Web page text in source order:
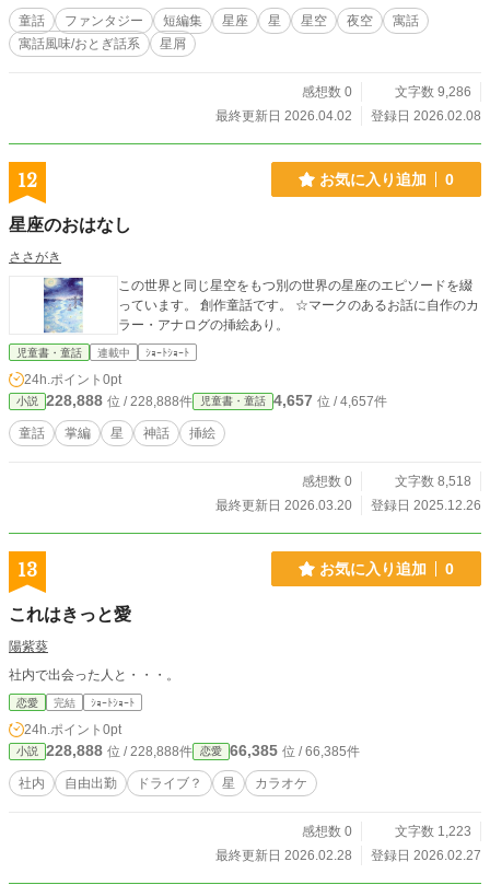
新回数が増加しますが、ご了承ください。 基本、平仮名だけの童話ですが、
若干漢字が入っていたりします。完結後に漢字でバージョンも投稿します。
可能な限り、毎日投稿を目指します。一旦、制作している箇所まで投稿できた
童話 ファンタジー 短編集 星座 星 星空 夜空
寓話
寓話風味/おとぎ話系
星屑
感想数 0
文字数 9,286
最終更新日 2026.04.02
登録日 2026.02.08
12 お気に入り追加 0
星座のおはなし
ささがき
この世界と同じ星空をもつ別の世界の星座のエピソードを綴
っています。 創作童話です。 ☆マークのあるお話に自作のカ
ラー・アナログの挿絵あり。
児童書・童話 連載中 ｼｮｰﾄｼｮｰﾄ
24h.ポイント 0pt
小説 228,888 位 / 228,888件 児童書・童話 4,657 位 / 4,657件
童話 掌編 星 神話 挿絵
感想数 0
文字数 8,518
最終更新日 2026.03.20
登録日 2025.12.26
13 お気に入り追加 0
これはきっと愛
陽紫葵
社内で出会った人と・・・。
恋愛 完結 ｼｮｰﾄｼｮｰﾄ
24h.ポイント 0pt
小説 228,888 位 / 228,888件 恋愛 66,385 位 / 66,385件
社内 自由出勤 ドライブ？ 星 カラオケ
感想数 0
文字数 1,223
最終更新日 2026.02.28
登録日 2026.02.27